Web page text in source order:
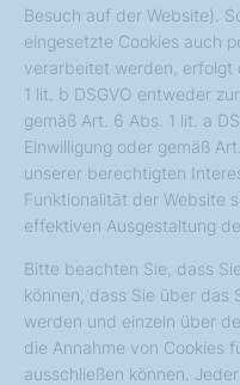
Besuch auf der Website).
eingesetzte Cookies auch
verarbeitet werden, erfolgt
1 lit. b DSGVO entweder
gemäß Art. 6 Abs. 1 lit. a
Einwilligung oder gemäß
unserer berechtigten
Funktionalität der Website
effektiven Ausgestaltung
Bitte beachten Sie, dass
können, dass Sie über das
werden und einzeln über
die Annahme von Cookies
ausschließen können.